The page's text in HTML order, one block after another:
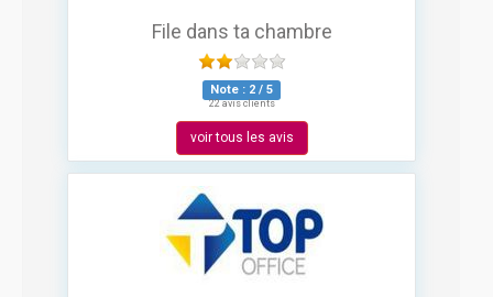
File dans ta chambre
Note : 2 / 5
22 avis clients
voir tous les avis